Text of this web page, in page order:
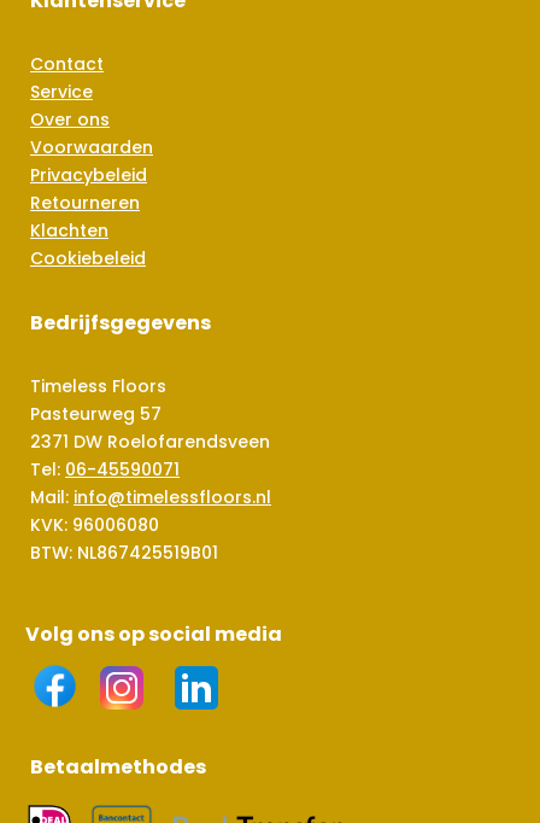
Contact
Service
Over ons
Voorwaarden
Privacybeleid
Retourneren
Klachten
Cookiebeleid
Bedrijfsgegevens
Timeless Floors
Pasteurweg 57
2371 DW Roelofarendsveen
Tel: 06-45590071
Mail: info@timelessfloors.nl
KVK: 96006080
BTW: NL867425519B01
Volg ons op social media
Betaalmethodes